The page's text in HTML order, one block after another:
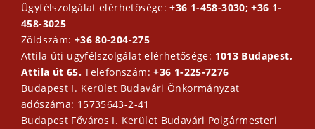
Ügyfélszolgálat elérhetősége:+36 1-458-3030; +36 1-
458-3025
Zöldszám: +36 80-204-275
Attila úti ügyfélszolgálat elérhetősége: 1013 Budapest,
Attila út 65.Telefonszám:+36 1-225-7276
Budapest I. Kerület Budavári Önkormányzat
adószáma: 15735643-2-41
Budapest Főváros I. Kerület Budavári Polgármesteri